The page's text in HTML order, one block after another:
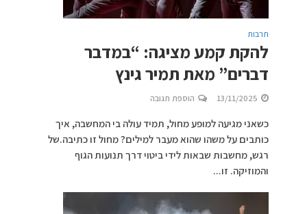
תרבות
להקת קמע מציגה: “במדבר
דברים” מאת תמיר גינץ
13/11/2025 הוספת תגובה
כשאני מגיעה למופע מחול, תמיד עולה בי המחשבה, איך
כותבים על משהו שהוא מעבר למילים? מחול זו כתיבה.של
רגש, מחשבות שבאות לידי ביטוי דרך תנועות הגוף
והמוזיקה. זו...